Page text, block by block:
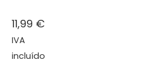
11,99 €
IVA
incluído